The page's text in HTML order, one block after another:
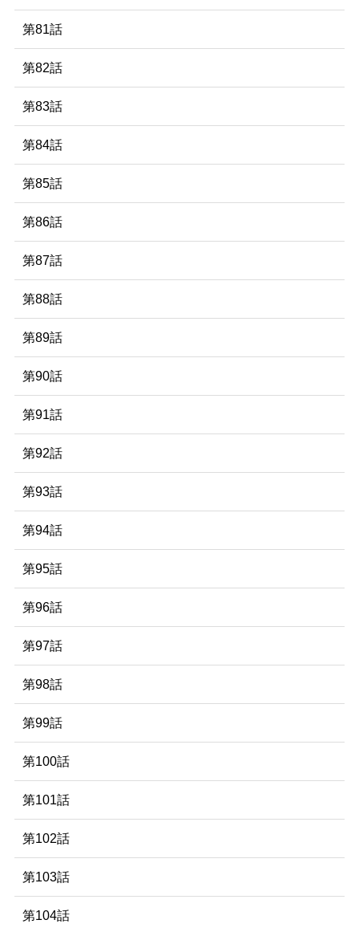
第81話
第82話
第83話
第84話
第85話
第86話
第87話
第88話
第89話
第90話
第91話
第92話
第93話
第94話
第95話
第96話
第97話
第98話
第99話
第100話
第101話
第102話
第103話
第104話